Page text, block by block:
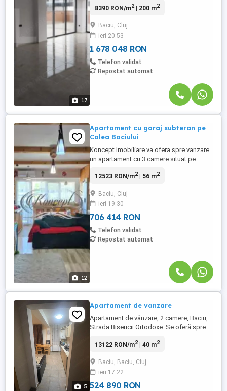
17
situat într-o zonă liniștită și bine conectată
generoasă de 200 mp și o terasă
panoramică de 400 mp, această
proprietate redefinește standardele ...
8390 RON/m2| 200 m2
Baciu, Cluj
ieri 20:53
1 678 048 RON
Telefon validat
Repostat automat
12
Apartament cu garaj subteran pe
Calea Baciului
Koncept Imobiliare va ofera spre vanzare
un apartament cu 3 camere situat pe
mijloacelor de transport si a altor puncte
56.41 mp este situat la etajul 3 intr-un
imobil cu 4 niveluri construit in anul 2010 si
este compus din: ...
12523 RON/m2| 56 m2
Baciu, Cluj
ieri 19:30
706 414 RON
Telefon validat
Repostat automat
5
Apartament de vanzare
Apartament de vânzare, 2 camere, Baciu,
Strada Bisericii Ortodoxe. Se oferă spre
pe Strada Bisericii Ortodoxe din comuna
Zona este liniștită și oferă acces rapid
către Cluj Napoca. Apartamentul este
situat la parter ...
13122 RON/m2| 40 m2
Baciu, Baciu, Cluj
ieri 17:22
524 890 RON